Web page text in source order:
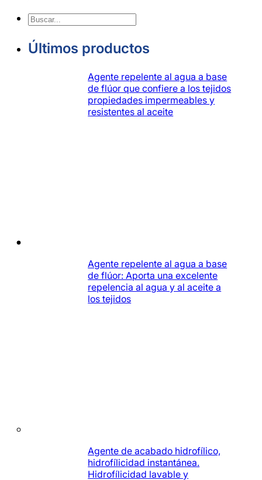
Buscar
Últimos productos
Agente repelente al agua a base
de flúor que confiere a los tejidos
propiedades impermeables y
resistentes al aceite
Agente repelente al agua a base
de flúor: Aporta una excelente
repelencia al agua y al aceite a
los tejidos
Agente de acabado hidrofílico,
hidrofílicidad instantánea.
Hidrofílicidad lavable y